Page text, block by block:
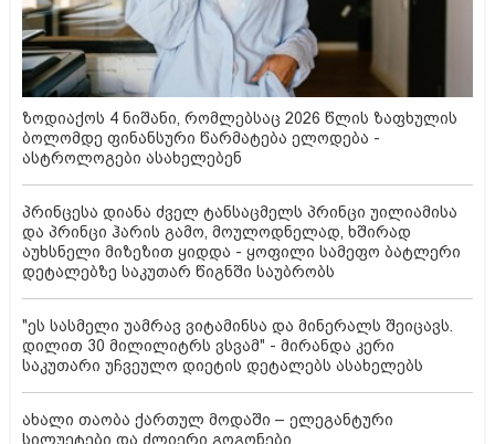
ზოდიაქოს 4 ნიშანი, რომლებსაც 2026 წლის ზაფხულის
ბოლომდე ფინანსური წარმატება ელოდება -
ასტროლოგები ასახელებენ
პრინცესა დიანა ძველ ტანსაცმელს პრინცი უილიამისა
და პრინცი ჰარის გამო, მოულოდნელად, ხშირად
აუხსნელი მიზეზით ყიდდა - ყოფილი სამეფო ბატლერი
დეტალებზე საკუთარ წიგნში საუბრობს
"ეს სასმელი უამრავ ვიტამინსა და მინერალს შეიცავს.
დილით 30 მილილიტრს ვსვამ" - მირანდა კერი
საკუთარი უჩვეულო დიეტის დეტალებს ასახელებს
ახალი თაობა ქართულ მოდაში – ელეგანტური
სილუეტები და ძლიერი გოგონები